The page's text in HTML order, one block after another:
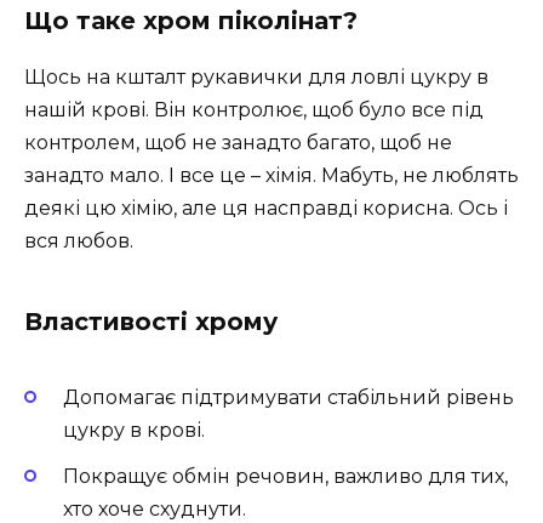
Що таке хром піколінат?
Щось на кшталт рукавички для ловлі цукру в
нашій крові. Він контролює, щоб було все під
контролем, щоб не занадто багато, щоб не
занадто мало. І все це – хімія. Мабуть, не люблять
деякі цю хімію, але ця насправді корисна. Ось і
вся любов.
Властивості хрому
Допомагає підтримувати стабільний рівень
цукру в крові.
Покращує обмін речовин, важливо для тих,
хто хоче схуднути.